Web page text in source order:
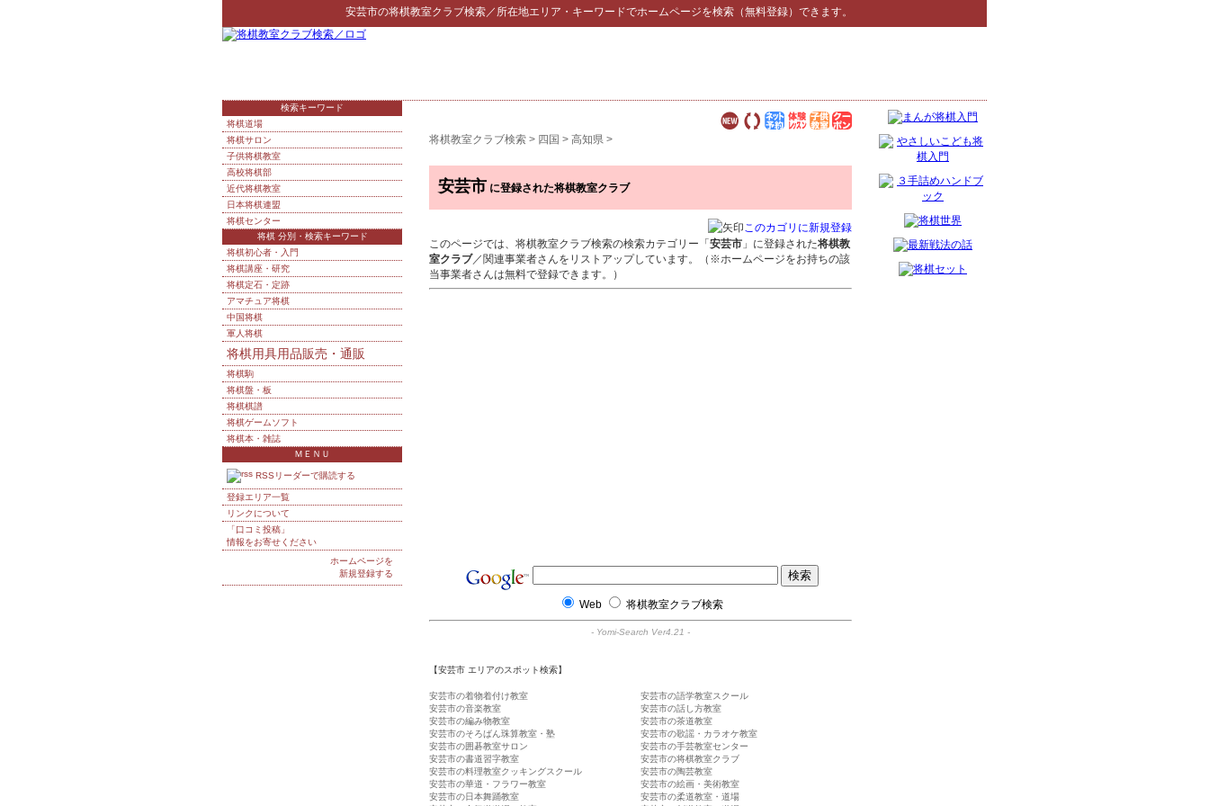
安芸市の将棋教室クラブ検索／所在地エリア・キーワードでホームページを検索（無料登録）できます。
将棋教室クラブ検索 > 四国 > 高知県 >
安芸市 に登録された将棋教室クラブ
このカゴリに新規登録
このページでは、将棋教室クラブ検索の検索カテゴリー「 安芸市 」に登録された将棋教
室クラブ／関連事業者さんをリストアップしています。（※ホームページをお持ちの該
当事業者さんは無料で登録できます。）
Web 将棋教室クラブ検索
- Yomi-Search Ver4.21 -
【安芸市 エリアのスポット検索】
安芸市の着物着付け教室
安芸市の語学教室スクール
安芸市の音楽教室
安芸市の話し方教室
安芸市の編み物教室
安芸市の茶道教室
安芸市のそろばん珠算教室・塾
安芸市の歌謡・カラオケ教室
安芸市の囲碁教室サロン
安芸市の手芸教室センター
安芸市の書道習字教室
安芸市の将棋教室クラブ
安芸市の料理教室クッキングスクール
安芸市の陶芸教室
安芸市の華道・フラワー教室
安芸市の絵画・美術教室
安芸市の日本舞踊教室
安芸市の柔道教室・道場
検索キーワード
将棋道場
将棋サロン
子供将棋教室
高校将棋部
近代将棋教室
日本将棋連盟
将棋センター
将棋 分別・検索キーワード
将棋初心者・入門
将棋講座・研究
将棋定石・定跡
アマチュア将棋
中国将棋
軍人将棋
将棋用具用品販売・通販
将棋駒
将棋盤・板
将棋棋譜
将棋ゲームソフト
将棋本・雑誌
ＭＥＮＵ
RSSリーダーで購読する
登録エリア一覧
リンクについて
「口コミ投稿」
情報をお寄せください
ホームページを
新規登録する